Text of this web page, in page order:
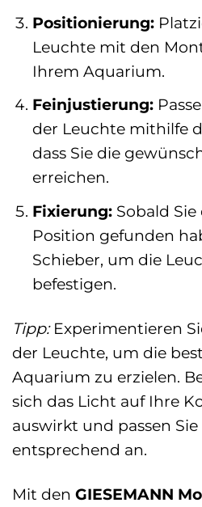
Positionierung:
Leuchte mit den
Ihrem Aquarium.
Feinjustierung:
der Leuchte mithilfe
dass Sie die
erreichen.
Fixierung:Sobald
Position gefunden
Schieber, um die
befestigen.
Tipp:Experimentieren
der Leuchte, um die
Aquarium zu erzielen.
sich das Licht auf Ihre
auswirkt und passen
entsprechend an.
Mit den GIESEMANN